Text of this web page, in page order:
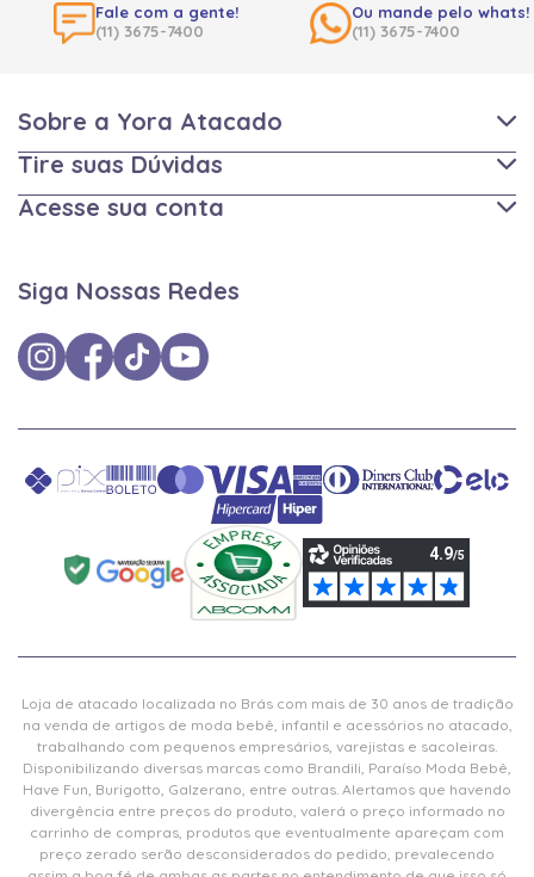
Fale com a gente!
(11) 3675-7400
Ou mande pelo whats!
(11) 3675-7400
Sobre a Yora Atacado
Tire suas Dúvidas
Acesse sua conta
Siga Nossas Redes
Loja de atacado localizada no Brás com mais de 30 anos de tradição
na venda de artigos de moda bebê, infantil e acessórios no atacado,
trabalhando com pequenos empresários, varejistas e sacoleiras.
Disponibilizando diversas marcas como Brandili, Paraíso Moda Bebê,
Have Fun, Burigotto, Galzerano, entre outras. Alertamos que havendo
divergência entre preços do produto, valerá o preço informado no
carrinho de compras, produtos que eventualmente apareçam com
preço zerado serão desconsiderados do pedido, prevalecendo